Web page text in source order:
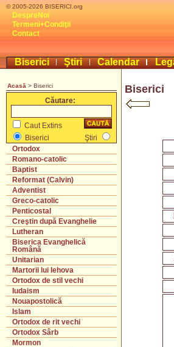
© 2005-2026 BISERICI.org
DespreNoi
Termeni+Condiţii
Contact
Biserici Ştiri Calendar
Acasă > Biserici
Căutare:
Caut Extins
Biserici
Ştiri
Ortodox
Romano-catolic
Baptist
Reformat (Calvin)
Adventist
Greco-catolic
Penticostal
Creştin după Evanghelie
Lutheran
Biserica Evanghelică
Română
Unitarian
Martorii lui Iehova
Ortodox de stil vechi
Iudaism
Nouapostolică
Islam
Ortodox de rit vechi
Ortodox Sârb
Mormon
Biserici